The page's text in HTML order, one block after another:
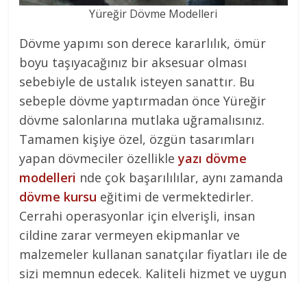
Yüreğir Dövme Modelleri
Dövme yapımı son derece kararlılık, ömür
boyu taşıyacağınız bir aksesuar olması
sebebiyle de ustalık isteyen sanattır. Bu
sebeple dövme yaptırmadan önce Yüreğir
dövme salonlarına mutlaka uğramalısınız.
Tamamen kişiye özel, özgün tasarımları
yapan dövmeciler özellikleyazı dövme
modelleri nde çok başarılılılar, aynı zamanda
dövme kursu eğitimi de vermektedirler.
Cerrahi operasyonlar için elverişli, insan
cildine zarar vermeyen ekipmanlar ve
malzemeler kullanan sanatçılar fiyatları ile de
sizi memnun edecek. Kaliteli hizmet ve uygun